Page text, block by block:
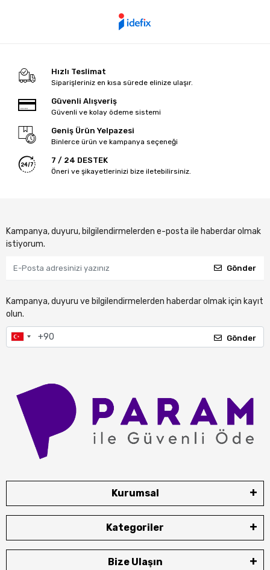
Hızlı Teslimat
Siparişleriniz en kısa sürede elinize ulaşır.
Güvenli Alışveriş
Güvenli ve kolay ödeme sistemi
Geniş Ürün Yelpazesi
Binlerce ürün ve kampanya seçeneği
7 / 24 DESTEK
Öneri ve şikayetlerinizi bize iletebilirsiniz.
Kampanya, duyuru, bilgilendirmelerden e-posta ile haberdar olmak
istiyorum.
Gönder
Kampanya, duyuru ve bilgilendirmelerden haberdar olmak için kayıt
olun.
Gönder
Kurumsal
Kategoriler
Bize Ulaşın